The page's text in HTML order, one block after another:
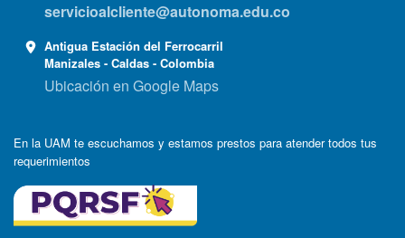
servicioalcliente@autonoma.edu.co
Antigua Estación del Ferrocarril
Manizales - Caldas - Colombia
Ubicación en Google Maps
En la UAM te escuchamos y estamos prestos para atender todos tus
requerimientos